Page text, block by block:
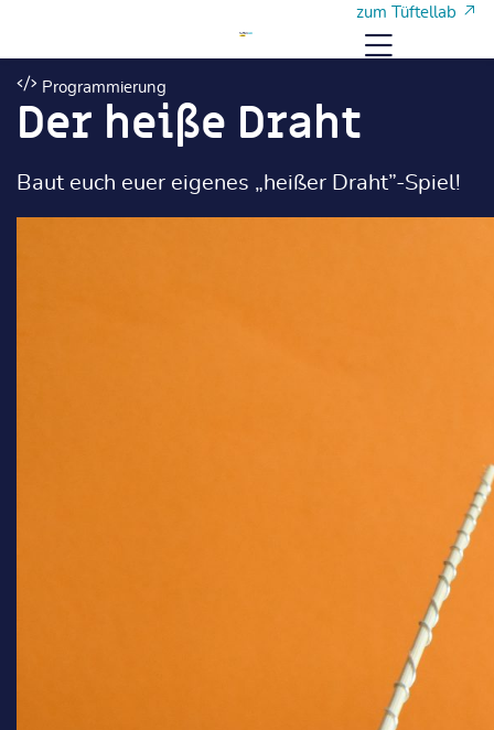
zum Tüftellab
Menü
Programmierung
Der heiße Draht
Baut euch euer eigenes „heißer Draht”-Spiel!